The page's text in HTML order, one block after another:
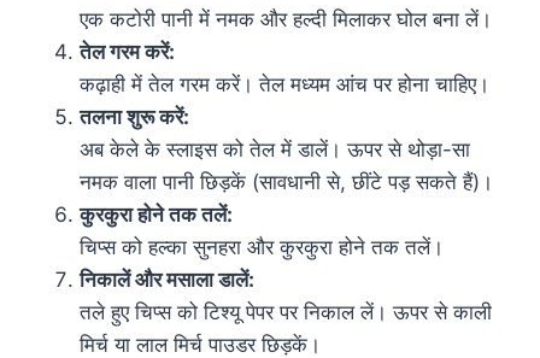
एक कटोरी पानी में नमक और हल्दी मिलाकर घोल बना लें।
तेल गरम करें:
कढ़ाही में तेल गरम करें। तेल मध्यम आंच पर होना चाहिए।
तलना शुरू करें:
अब केले के स्लाइस को तेल में डालें। ऊपर से थोड़ा-सा
नमक वाला पानी छिड़कें (सावधानी से, छींटे पड़ सकते हैं)।
कुरकुरा होने तक तलें:
चिप्स को हल्का सुनहरा और कुरकुरा होने तक तलें।
निकालें और मसाला डालें:
तले हुए चिप्स को टिश्यू पेपर पर निकाल लें। ऊपर से काली
मिर्च या लाल मिर्च पाउडर छिड़कें।